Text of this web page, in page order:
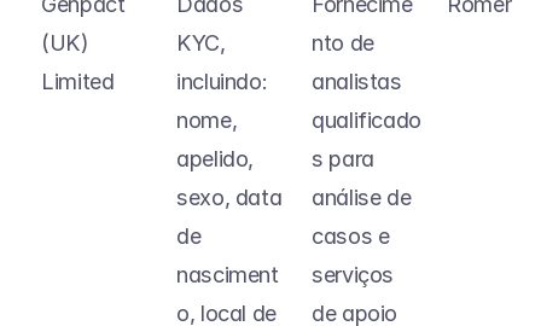
(UK)
Limited
KYC,
incluindo:
nome,
apelido,
sexo, data
de
nasciment
o, local de
nto de
analistas
qualificado
s para
análise de
casos e
serviços
de apoio